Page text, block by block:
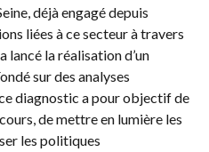
déjà engagé depuis
liées à ce secteur à travers
lancé la réalisation d’un
sur des analyses
diagnostic a pour objectif de
de mettre en lumière les
les politiques